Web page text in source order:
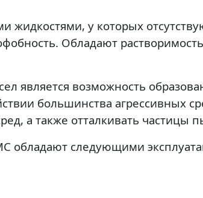
у которых
Обладают
является возможность
большинства агрессивных
а также отталкивать частицы
обладают следующими